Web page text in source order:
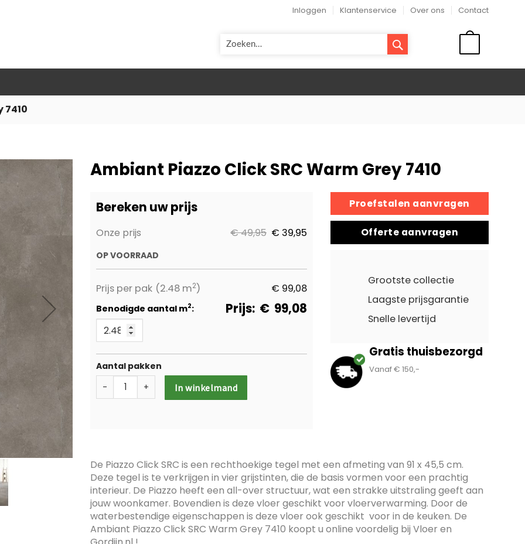
Inloggen Klantenservice Over ons Contact
7410
Ambiant Piazzo Click SRC Warm Grey 7410
Bereken uw prijs
Onze prijs € 49,95 € 39,95
OP VOORRAAD
Prijs per pak (2.48 m2) € 99,08
Benodigde aantal m2: Prijs: € 99,08
Aantal pakken
-
+ In winkelmand
Proefstalen aanvragen
Offerte aanvragen
Grootste collectie
Laagste prijsgarantie
Snelle levertijd
Gratis thuisbezorgd
Vanaf € 150,-
De Piazzo Click SRC is een rechthoekige tegel met een afmeting van 91 x 45,5 cm.
Deze tegel is te verkrijgen in vier grijstinten, die de basis vormen voor een prachtig
interieur. De Piazzo heeft een all-over structuur, wat een strakke uitstraling geeft aan
jouw woonkamer. Bovendien is deze vloer geschikt voor vloerverwarming. Door de
waterbestendige eigenschappen is deze vloer ook geschikt voor in de keuken. De
Ambiant Piazzo Click SRC Warm Grey 7410 koopt u online voordelig bij Vloer en